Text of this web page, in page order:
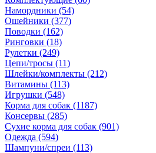
Намордники (54)
Ошейники (377)
Поводки (162)
Ринговки (18)
Рулетки (249)
Цепи/тросы (11)
Шлейки/комплекты (212)
Витамины (113)
Игрушки (548)
Корма для собак (1187)
Консервы (285)
Сухие корма для собак (901)
Одежда (594)
Шампуни/спреи (113)